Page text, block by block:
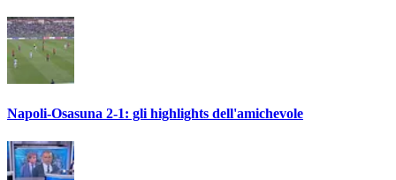
Napoli-Osasuna 2-1: gli highlights dell'amichevole